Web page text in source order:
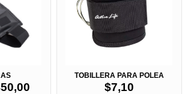
50,00
TOBILLERA PARA POLEA
$7,10